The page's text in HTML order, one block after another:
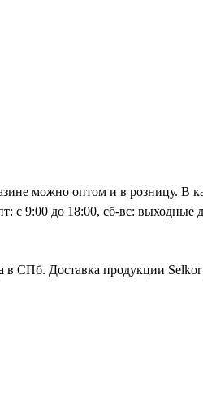
можно оптом и в розницу.
с 9:00 до 18:00, сб-вс:
СПб. Доставка продукции